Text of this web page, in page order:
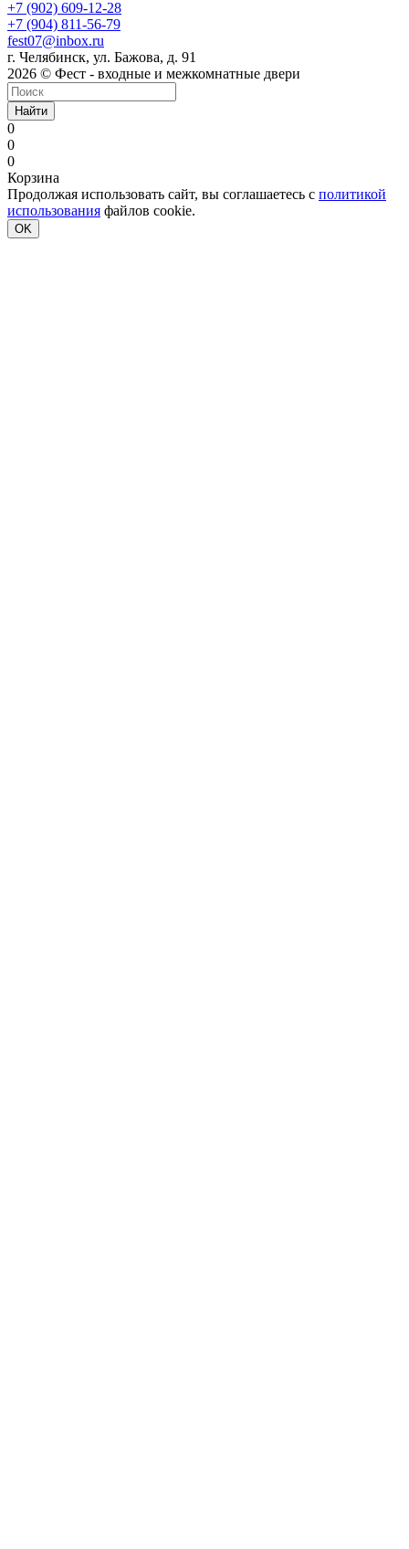
+7 (902) 609-12-28
+7 (904) 811-56-79
fest07@inbox.ru
г. Челябинск, ул. Бажова, д. 91
2026 © Фест - входные и межкомнатные двери
Найти
0
0
0
Корзина
Продолжая использовать сайт, вы соглашаетесь с политикой
использования файлов cookie.
OK